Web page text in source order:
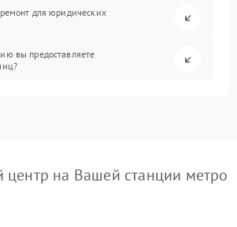
для юридических
вы предоставляете
на Вашей станции метро